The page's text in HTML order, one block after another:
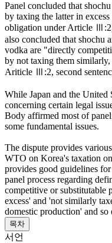
Panel concluded that
by taxing the latter in
obligation under Article
also concluded that shochu
vodka are "directly
by not taxing them
Ariticle Ⅲ:2, second
While Japan and the United
concerning certain legal
Body affirmed most of
some fundamental issues.
The dispute provides
WTO on Korea's taxation
provides good guidelines
panel process regarding
competitive or substitutable
excess' and 'not similarly
domestic production' and so
목차
서언